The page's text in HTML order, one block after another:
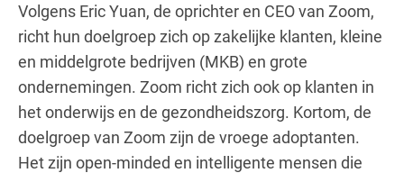
Volgens Eric Yuan, de oprichter en CEO van Zoom,
richt hun doelgroep zich op zakelijke klanten, kleine
en middelgrote bedrijven (MKB) en grote
ondernemingen. Zoom richt zich ook op klanten in
het onderwijs en de gezondheidszorg. Kortom, de
doelgroep van Zoom zijn de vroege adoptanten.
Het zijn open-minded en intelligente mensen die